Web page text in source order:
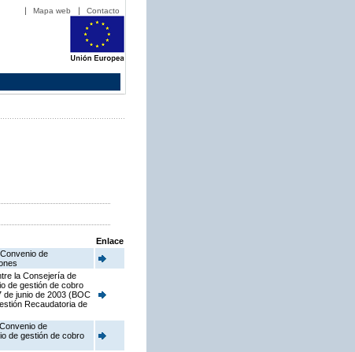
Mapa web Contacto
Enlace
de
la Consejería de
de gestión de cobro
de junio de 2003 (BOC
Recaudatoria de
de
de gestión de cobro